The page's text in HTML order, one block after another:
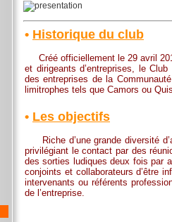
• Historique du club
Créé officiellement le 29 avril
et dirigeants d’entreprises, le
des entreprises de la
limitrophes tels que Camors ou
• Les objectifs
Riche d’une grande diversité
privilégiant le contact par des
des sorties ludiques deux fois par
conjoints et collaborateurs d’être
intervenants ou référents
de l’entreprise.